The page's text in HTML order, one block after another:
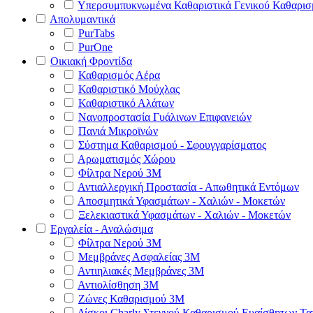
Υπερσυμπυκνωμένα Καθαριστικά Γενικού
Απολυμαντικά
PurTabs
PurOne
Οικιακή Φροντίδα
Καθαρισμός Αέρα
Καθαριστικό Μούχλας
Καθαριστικό Αλάτων
Νανοπροστασία Γυάλινων Επιφανειών
Πανιά Μικροϊνών
Σύστημα Καθαρισμού - Σφουγγαρίσματος
Αρωματισμός Χώρου
Φίλτρα Νερού 3Μ
Αντιαλλεργική Προστασία - Απωθητικά Εντόμων
Αποσμητικά Υφασμάτων - Χαλιών - Μοκετών
Ξελεκιαστικά Υφασμάτων - Χαλιών - Μοκετών
Εργαλεία - Αναλώσιμα
Φίλτρα Νερού 3Μ
Μεμβράνες Ασφαλείας 3Μ
Αντιηλιακές Μεμβράνες 3Μ
Αντιολίσθηση 3Μ
Ζώνες Καθαρισμού 3Μ